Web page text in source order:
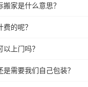
家是什么意思？
的呢？
上门吗？
需要我们自己包装？